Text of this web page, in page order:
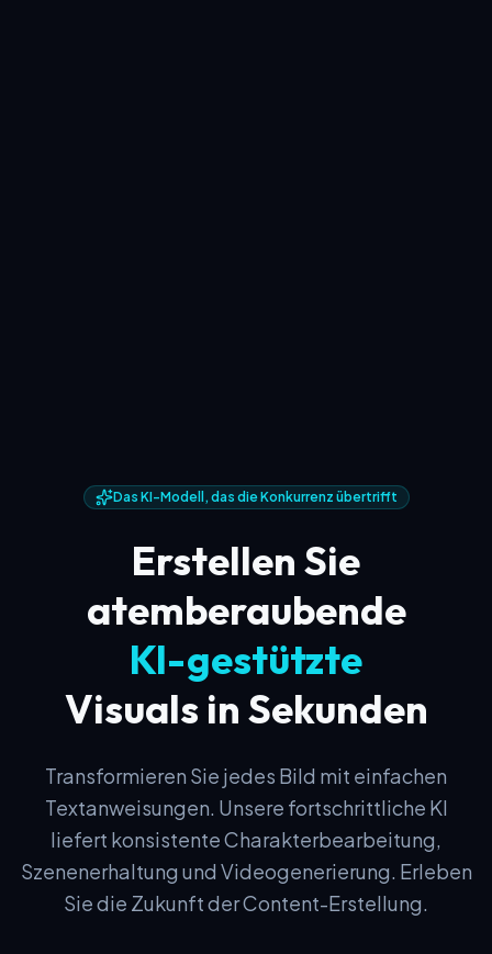
Das KI-Modell, das die Konkurrenz übertrifft
Erstellen Sie
atemberaubende
KI-gestützte
Visuals in Sekunden
Transformieren Sie jedes Bild mit einfachen
Textanweisungen. Unsere fortschrittliche KI
liefert konsistente Charakterbearbeitung,
Szenenerhaltung und Videogenerierung. Erleben
Sie die Zukunft der Content-Erstellung.